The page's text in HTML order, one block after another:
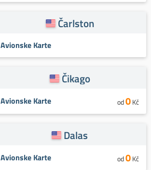
Čarlston
Avionske Karte
Čikago
Avionske Karte od0Kč
Dalas
Avionske Karte od0Kč